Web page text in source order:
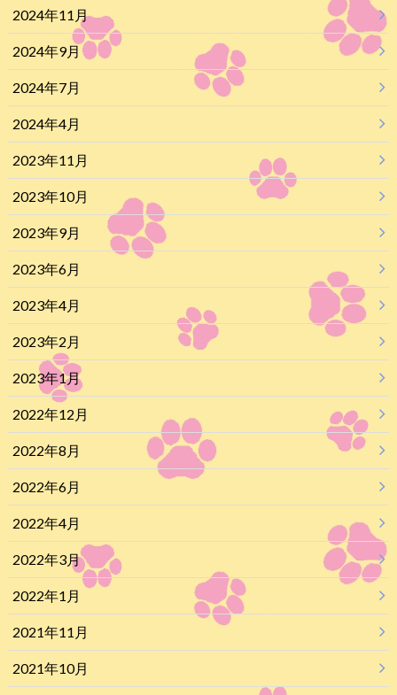
2024年11月
2024年9月
2024年7月
2024年4月
2023年11月
2023年10月
2023年9月
2023年6月
2023年4月
2023年2月
2023年1月
2022年12月
2022年8月
2022年6月
2022年4月
2022年3月
2022年1月
2021年11月
2021年10月